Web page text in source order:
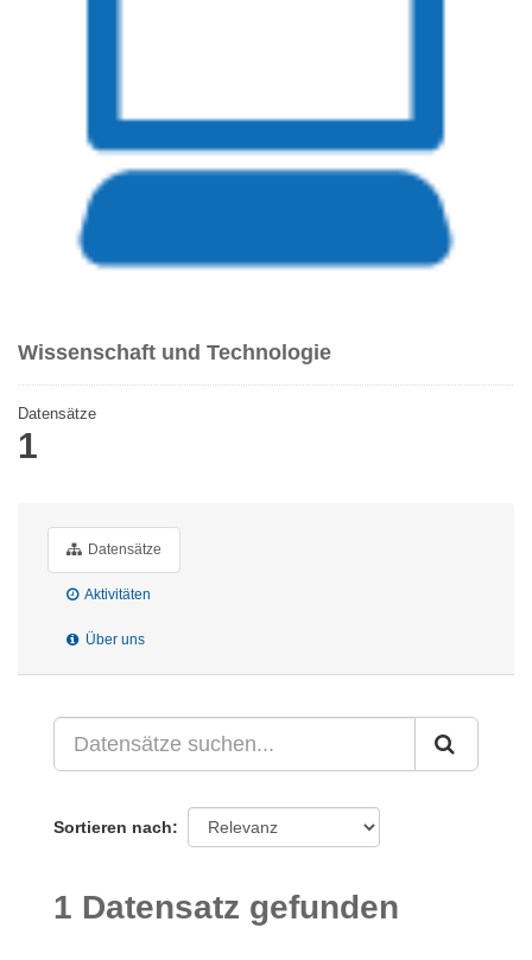
Wissenschaft und Technologie
Datensätze
1
Datensätze
Aktivitäten
Über uns
Sortieren nach
1 Datensatz gefunden